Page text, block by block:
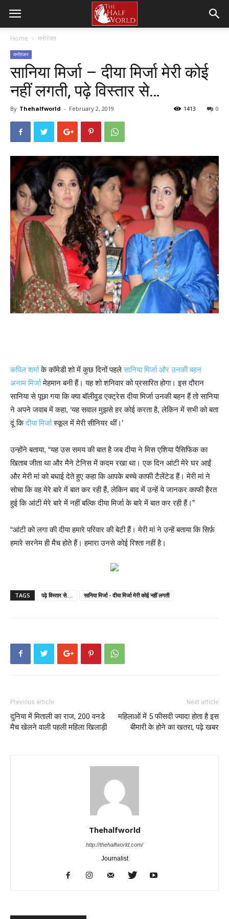
Home मनोरंजन
मनोरंजन
सानिया मिर्जा – दीया मिर्जा मेरी कोई
नहीं लगती, पढ़े विस्तार से…
By Thehalfworld - February 2, 2019 0
1413
कपिल शर्माके कॉमेडी शो में कुछ दिनों पहलेसानिया मिर्जा और उनकी बहन
अनाम मिर्जामेहमान बनी हैं। यह शो शनिवार को प्रसारित होगा। इस दौरान
सानिया से पूछा गया कि क्या बॉलीवुड एक्ट्रेस दीया मिर्जा उनकी बहन हैं तो सानिया
ने अपने जवाब में कहा, ‘यह सवाल मुझसे हर कोई करता है, लेकिन में सभी को बता
दूं किदीया मिर्जास्कूल में मेरी सीनियर थीं।’
उन्होंने बताया, “यह उस समय की बात है जब दीया ने मिस एशिया पैसिफिक का
खिताब जीता था और मैने टेनिस में कदम रखा था। एक दिन आंटी मेरे घर आईं
और मेरी मां को बधाई देते हुए कहा कि आपके बच्चे काफी टैलेंटेड हैं। मेरी मां ने
सोचा कि वह मेरे बारे में बात कर रही हैं, लेकिन बाद में उन्हें ये जानकर काफी हैरत
हुई कि आंटी मेरे बारे में नहीं बल्कि दीया मिर्जा के बारे में बात कर रही हैं।”
“आंटी को लगा की दीया हमारे परिवार की बेटी हैं। मेरी मां ने उन्हें बताया कि सिर्फ़
हमारे सरनेम ही मैच होते हैं। हमारा उनसे कोई रिश्ता नहीं है।
TAGS पढ़े विस्तार से.... सानिया मिर्जा - दीया मिर्जा मेरी कोई नहीं लगती
Previous article
दुनिया में मिताली का राज, 200 वनडे
मैच खेलने वाली पहली महिला खिलाड़ी
Next article
महिलाओं में 5 फीसदी ज्यादा होता है इस
बीमारी के होने का खतरा, पढ़े खबर
Thehalfworld
http://thehalfworld.com/
Journalist